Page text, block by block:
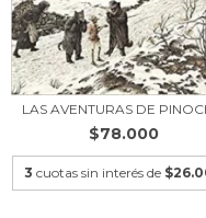
LAS AVENTURAS DE
$78.000
3 cuotas sin interés de